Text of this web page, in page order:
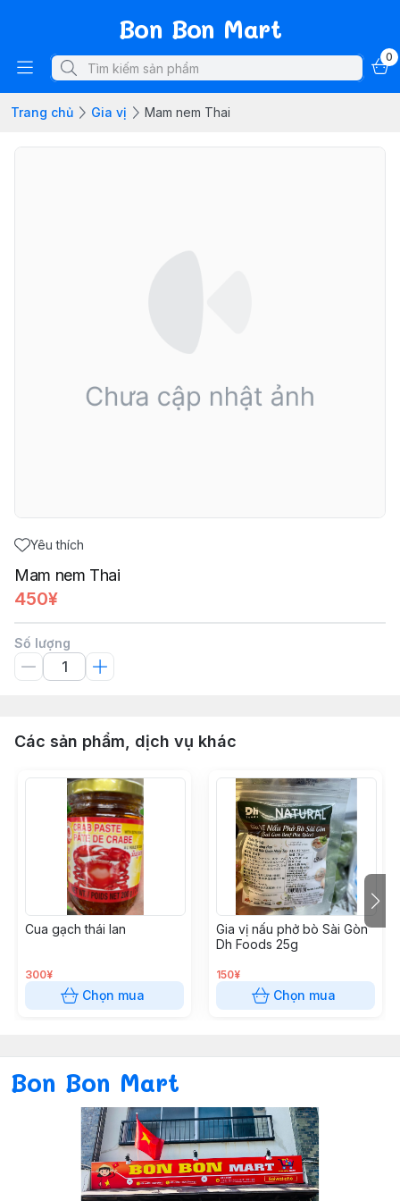
Bon Bon Mart
0
Trang chủ Gia vị Mam nem Thai
Yêu thích
Mam nem Thai
450¥
Số lượng
Các sản phẩm, dịch vụ khác
Cua gạch thái lan
300¥
Chọn mua
Gia vị nấu phở bò Sài Gòn
Dh Foods 25g
150¥
Chọn mua
Bon Bon Mart